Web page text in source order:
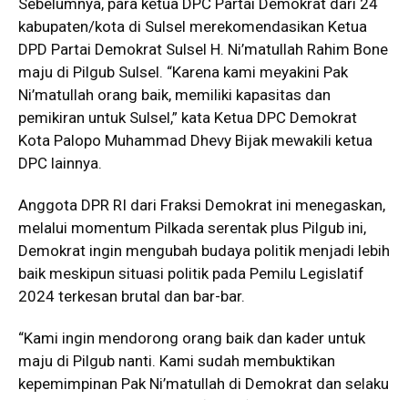
Sebelumnya, para ketua DPC Partai Demokrat dari 24
kabupaten/kota di Sulsel merekomendasikan Ketua
DPD Partai Demokrat Sulsel H. Ni’matullah Rahim Bone
maju di Pilgub Sulsel. “Karena kami meyakini Pak
Ni’matullah orang baik, memiliki kapasitas dan
pemikiran untuk Sulsel,” kata Ketua DPC Demokrat
Kota Palopo Muhammad Dhevy Bijak mewakili ketua
DPC lainnya.
Anggota DPR RI dari Fraksi Demokrat ini menegaskan,
melalui momentum Pilkada serentak plus Pilgub ini,
Demokrat ingin mengubah budaya politik menjadi lebih
baik meskipun situasi politik pada Pemilu Legislatif
2024 terkesan brutal dan bar-bar.
“Kami ingin mendorong orang baik dan kader untuk
maju di Pilgub nanti. Kami sudah membuktikan
kepemimpinan Pak Ni’matullah di Demokrat dan selaku